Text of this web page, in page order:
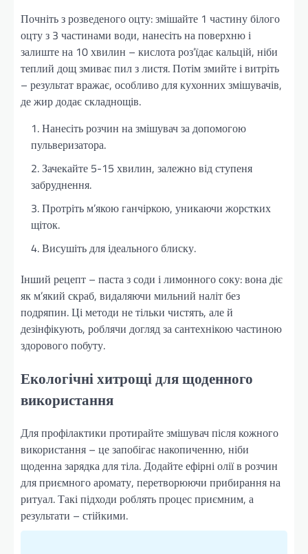
Почніть з розведеного оцту: змішайте 1 частину білого
оцту з 3 частинами води, нанесіть на поверхню і
залиште на 10 хвилин – кислота роз’їдає кальцій, ніби
теплий дощ змиває пил з листя. Потім змийте і витріть
– результат вражає, особливо для кухонних змішувачів,
де жир додає складнощів.
Нанесіть розчин на змішувач за допомогою
пульверизатора.
Зачекайте 5-15 хвилин, залежно від ступеня
забруднення.
Протріть м’якою ганчіркою, уникаючи жорстких
щіток.
Висушіть для ідеального блиску.
Інший рецепт – паста з соди і лимонного соку: вона діє
як м’який скраб, видаляючи мильний наліт без
подряпин. Ці методи не тільки чистять, але й
дезінфікують, роблячи догляд за сантехнікою частиною
здорового побуту.
Екологічні хитрощі для щоденного
використання
Для профілактики протирайте змішувач після кожного
використання – це запобігає накопиченню, ніби
щоденна зарядка для тіла. Додайте ефірні олії в розчин
для приємного аромату, перетворюючи прибирання на
ритуал. Такі підходи роблять процес приємним, а
результати – стійкими.